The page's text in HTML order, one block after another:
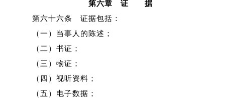
第六章 证 据
第六十六条 证据包括：
（一）当事人的陈述；
（二）书证；
（三）物证；
（四）视听资料；
（五）电子数据；